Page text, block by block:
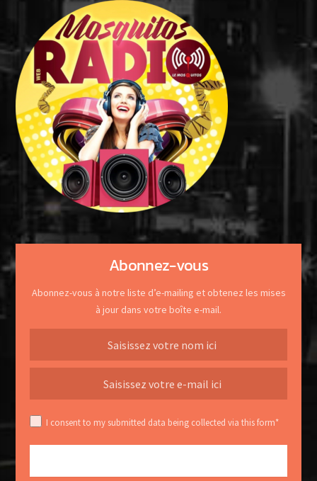
Abonnez-vous
Abonnez-vous à notre liste d’e-mailing et obtenez les mises
à jour dans votre boîte e-mail.
I consent to my submitted data being collected via this form*